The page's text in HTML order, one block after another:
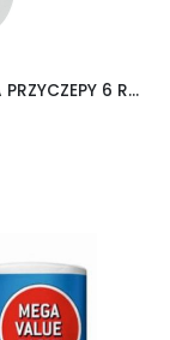
FIAMMA PAPIER TOALETOWY DO KAMPERA PRZYCZEPY 6 ROLEK